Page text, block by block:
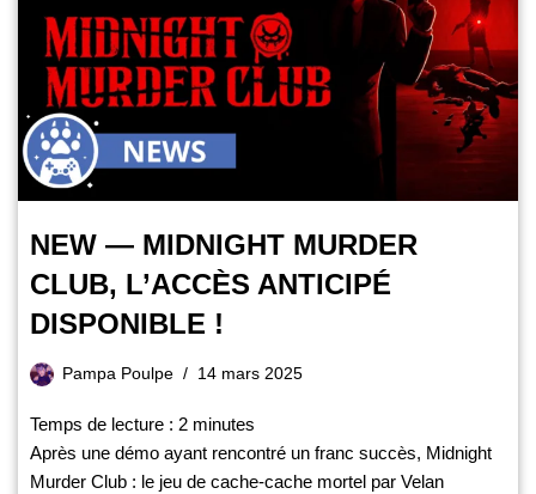
NEW — MIDNIGHT MURDER
CLUB, L’ACCÈS ANTICIPÉ
DISPONIBLE !
Pampa Poulpe 14 mars 2025
Temps de lecture : 2 minutes
Après une démo ayant rencontré un franc succès, Midnight
Murder Club : le jeu de cache-cache mortel par Velan